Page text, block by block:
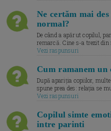
Ne certăm mai
normal?
De când a apărut copilul,
remarcă. Cine s-a trezit
Vezi raspunsuri
Cum ramanem
După apariția copiilor,
spune prea des: relația se
Vezi raspunsuri
Copilul simte
intre parinti